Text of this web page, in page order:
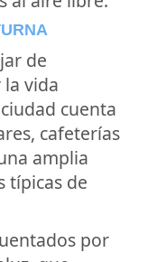
de
vida
cuenta
cafeterías
amplia
típicas de
por